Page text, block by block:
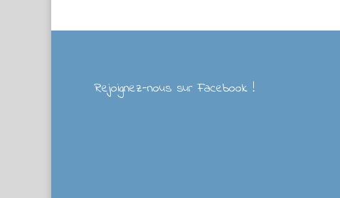
Rejoignez-nous sur Facebook !